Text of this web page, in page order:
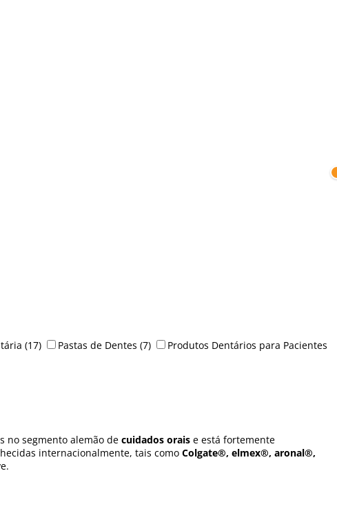
(17) Pastas de Dentes (7)
Produtos Dentários para Pacientes
no segmento alemão de cuidados orais e está fortemente
internacionalmente, tais como Colgate®, elmex®, aronal®,